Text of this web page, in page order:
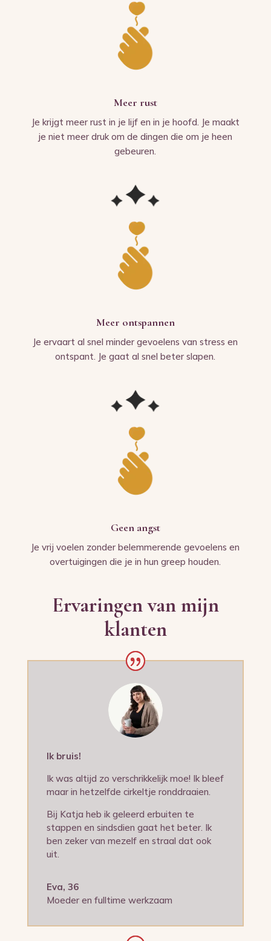
Meer rust
Je krijgt meer rust in je lijf en in je hoofd. Je maakt
je niet meer druk om de dingen die om je heen
gebeuren.
Meer ontspannen
Je ervaart al snel minder gevoelens van stress en
ontspant. Je gaat al snel beter slapen.
Geen angst
Je vrij voelen zonder belemmerende gevoelens en
overtuigingen die je in hun greep houden.
Ervaringen van mijn
klanten
Ik bruis!
Ik was altijd zo verschrikkelijk moe! Ik bleef
maar in hetzelfde cirkeltje ronddraaien.
Bij Katja heb ik geleerd erbuiten te
stappen en sindsdien gaat het beter. Ik
ben zeker van mezelf en straal dat ook
uit.
Eva, 36
Moeder en fulltime werkzaam